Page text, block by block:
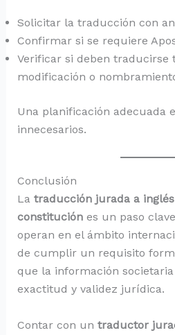
Solicitar la traducción con
Confirmar si se requiere
Verificar si deben traducirse
modificación o
Una planificación adecuada
innecesarios.
Conclusión
La traducción jurada a
constituciónes un paso
operan en el ámbito
de cumplir un requisito
que la información
exactitud y validez jurídica.
Contar con un traductor